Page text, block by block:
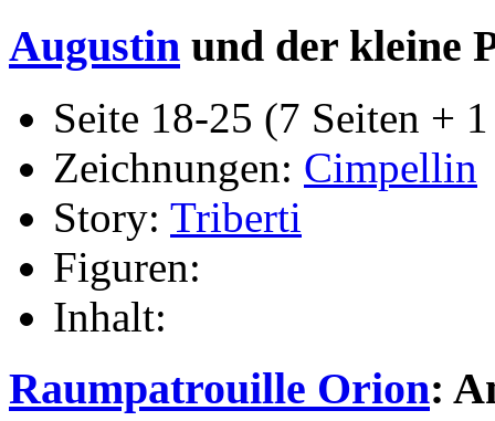
Augustin und der kleine
Seite 18-25 (7 Seiten +
Zeichnungen: Cimpellin
Story: Triberti
Figuren:
Inhalt:
Raumpatrouille Orion: